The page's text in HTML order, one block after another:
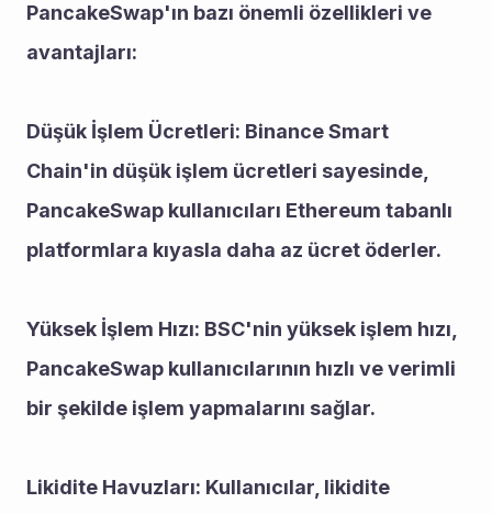
PancakeSwap'ın bazı önemli özellikleri ve
avantajları:
Düşük İşlem Ücretleri: Binance Smart
Chain'in düşük işlem ücretleri sayesinde,
PancakeSwap kullanıcıları Ethereum tabanlı
platformlara kıyasla daha az ücret öderler.
Yüksek İşlem Hızı: BSC'nin yüksek işlem hızı,
PancakeSwap kullanıcılarının hızlı ve verimli
bir şekilde işlem yapmalarını sağlar.
Likidite Havuzları: Kullanıcılar, likidite